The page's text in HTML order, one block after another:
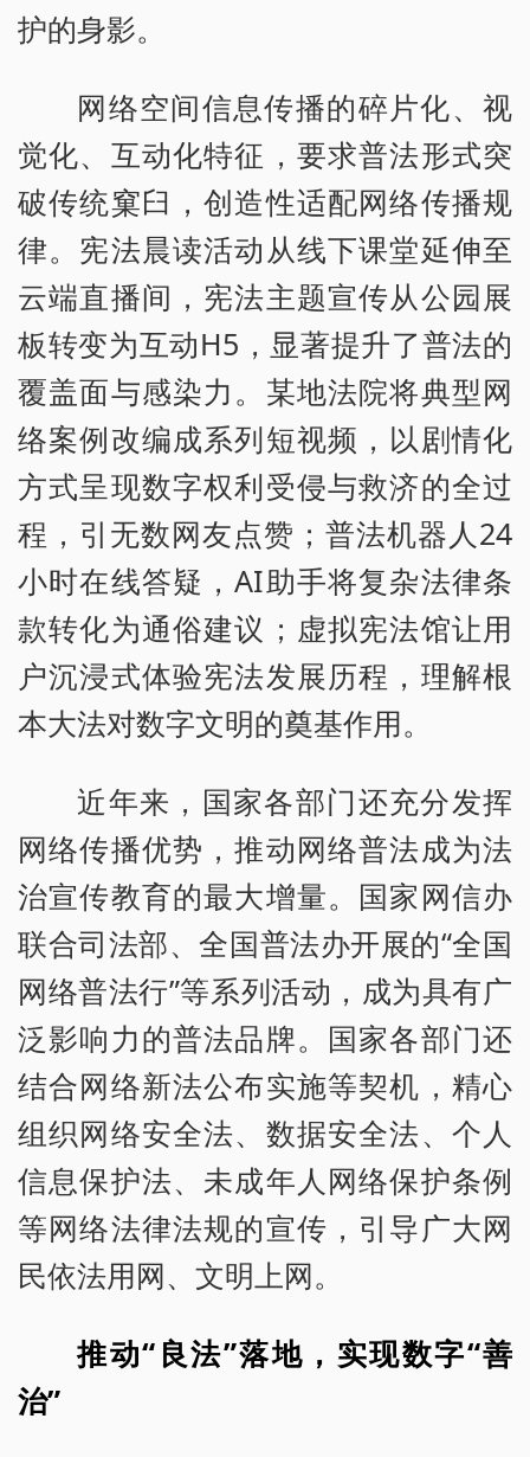
护的身影。
网络空间信息传播的碎片化、视
觉化、互动化特征，要求普法形式突
破传统窠臼，创造性适配网络传播规
律。宪法晨读活动从线下课堂延伸至
云端直播间，宪法主题宣传从公园展
板转变为互动H5，显著提升了普法的
覆盖面与感染力。某地法院将典型网
络案例改编成系列短视频，以剧情化
方式呈现数字权利受侵与救济的全过
程，引无数网友点赞；普法机器人24
小时在线答疑，AI助手将复杂法律条
款转化为通俗建议；虚拟宪法馆让用
户沉浸式体验宪法发展历程，理解根
本大法对数字文明的奠基作用。
近年来，国家各部门还充分发挥
网络传播优势，推动网络普法成为法
治宣传教育的最大增量。国家网信办
联合司法部、全国普法办开展的“全国
网络普法行”等系列活动，成为具有广
泛影响力的普法品牌。国家各部门还
结合网络新法公布实施等契机，精心
组织网络安全法、数据安全法、个人
信息保护法、未成年人网络保护条例
等网络法律法规的宣传，引导广大网
民依法用网、文明上网。
推动“良法”落地，实现数字“善
治”